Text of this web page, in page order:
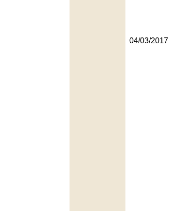
04/03/2017